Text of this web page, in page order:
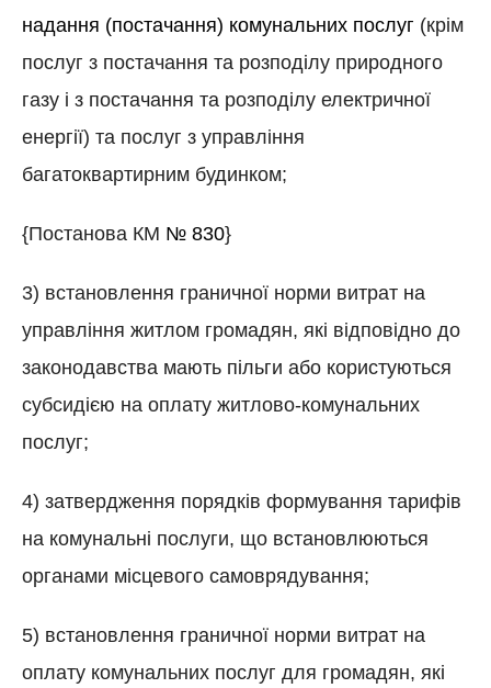
надання (постачання) комунальних послуг (крім
послуг з постачання та розподілу природного
газу і з постачання та розподілу електричної
енергії) та послуг з управління
багатоквартирним будинком;
{Постанова КМ № 830}
3) встановлення граничної норми витрат на
управління житлом громадян, які відповідно до
законодавства мають пільги або користуються
субсидією на оплату житлово-комунальних
послуг;
4) затвердження порядків формування тарифів
на комунальні послуги, що встановлюються
органами місцевого самоврядування;
5) встановлення граничної норми витрат на
оплату комунальних послуг для громадян, які